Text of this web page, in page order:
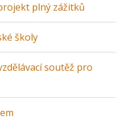
plný zážitků
školy
soutěž pro